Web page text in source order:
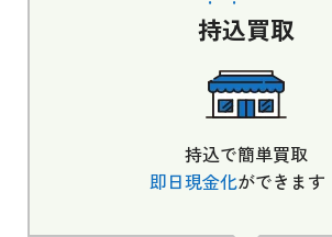
持込買取
持込で簡単買取
即日現金化ができます